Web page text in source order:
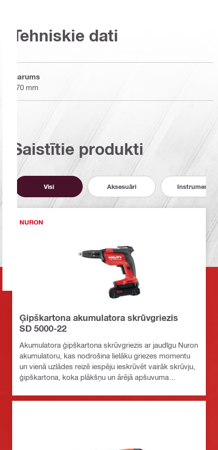
Tehniskie dati
Garums
570 mm
Saistītie produkti
Visi Aksesuāri Instrumenti
NURON
Ģipškartona akumulatora skrūvgriezis
SD 5000-22
Akumulatora ģipškartona skrūvgriezis ar jaudīgu Nuron
akumulatoru, kas nodrošina lielāku griezes momentu
un vienā uzlādes reizē iespēju ieskrūvēt vairāk skrūvju,
ģipškartona, koka plākšņu un ārējā apšuvuma